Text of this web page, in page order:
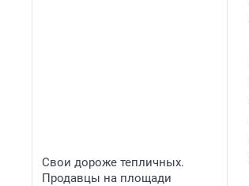
Свои дороже тепличных.
Продавцы на площади